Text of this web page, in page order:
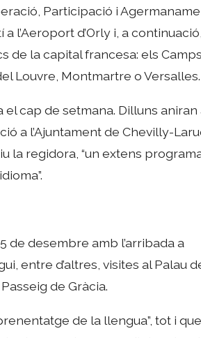
Participació i
l’Aeroport d’Orly i, a
la capital francesa: els Camps
Louvre, Montmartre o Versalles.
cap de setmana. Dilluns aniran
a l’Ajuntament de Chevilly-
la regidora, “un extens
de desembre amb l’arribada a
entre d’altres, visites al Palau
de Gràcia.
de la llengua”, tot i que